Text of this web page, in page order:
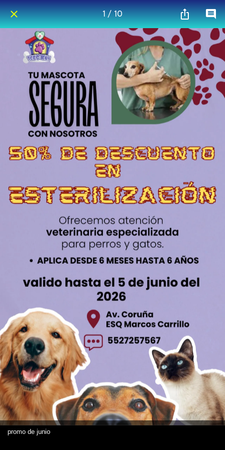
1 / 10
promo de junio